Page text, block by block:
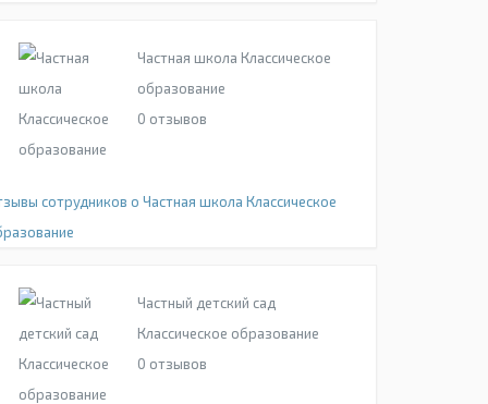
Частная школа Классическое
образование
0 отзывов
сотрудников о Частная школа Классическое
Частный детский сад
Классическое образование
0 отзывов